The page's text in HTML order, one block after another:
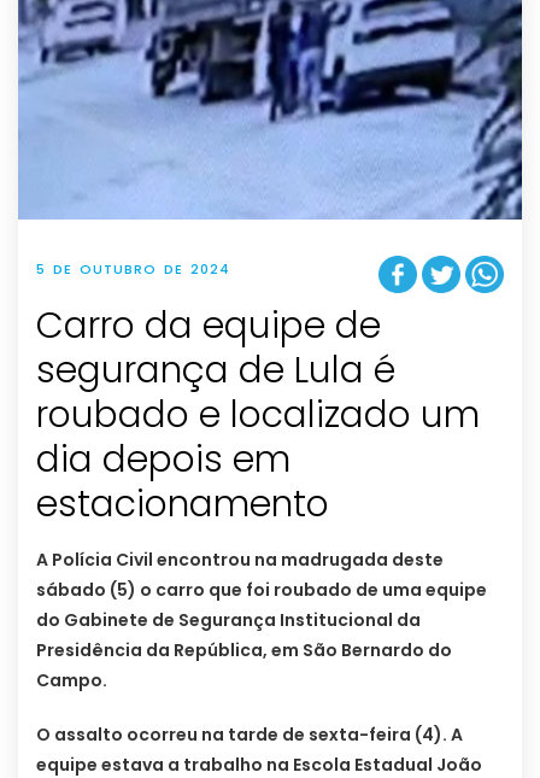
5 DE OUTUBRO DE 2024
Carro da equipe de
segurança de Lula é
roubado e localizado um
dia depois em
estacionamento
A Polícia Civil encontrou na madrugada deste
sábado (5) o carro que foi roubado de uma equipe
do Gabinete de Segurança Institucional da
Presidência da República, em São Bernardo do
Campo.
O assalto ocorreu na tarde de sexta-feira (4). A
equipe estava a trabalho na Escola Estadual João